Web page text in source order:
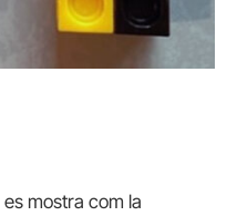
es mostra com la